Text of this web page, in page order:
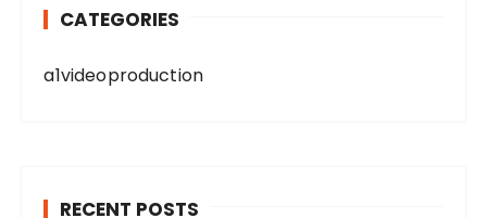
CATEGORIES
a1videoproduction
RECENT POSTS